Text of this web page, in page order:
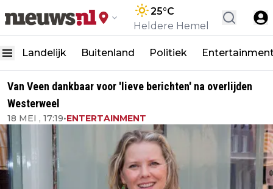
25°C
Heldere Hemel
Landelijk Buitenland Politiek
Van Veen dankbaar voor 'lieve berichten' na overlijden
Westerweel
18 MEI , 17:19•ENTERTAINMENT